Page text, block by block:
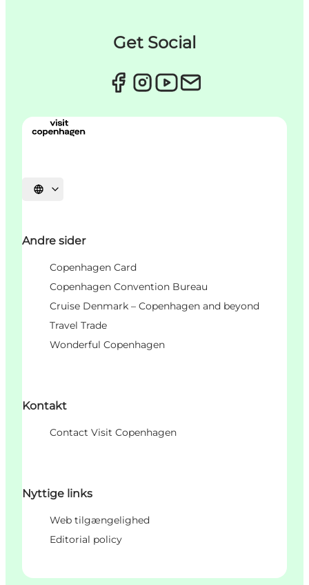
Get Social
Vælg sprog
Andre sider
Copenhagen Card
Copenhagen Convention Bureau
Cruise Denmark – Copenhagen and beyond
Travel Trade
Wonderful Copenhagen
Kontakt
Contact Visit Copenhagen
Nyttige links
Web tilgængelighed
Editorial policy